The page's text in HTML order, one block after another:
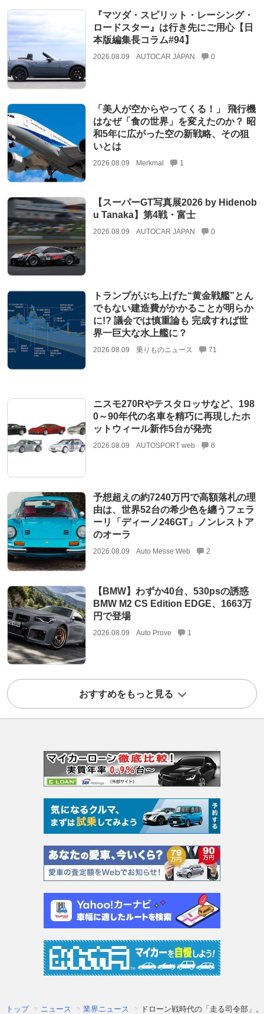
『マツダ・スピリット・レーシング・
ロードスター』は行き先にご用心【日
本版編集長コラム#94】
2026.08.09 AUTOCAR JAPAN 0
「美人が空からやってくる！」 飛行機
はなぜ「食の世界」を変えたのか？ 昭
和5年に広がった空の新戦略、その狙
いとは
2026.08.09 Merkmal 1
【スーパーGT写真展2026 by Hidenob
u Tanaka】第4戦・富士
2026.08.09 AUTOCAR JAPAN 0
トランプがぶち上げた“黄金戦艦”とん
でもない建造費がかかることが明らか
に!? 議会では慎重論も 完成すれば世
界一巨大な水上艦に？
2026.08.09 乗りものニュース 71
ニスモ270Rやテスタロッサなど、198
0～90年代の名車を精巧に再現したホ
ットウィール新作5台が発売
2026.08.09 AUTOSPORT web 6
予想超えの約7240万円で高額落札の理
由は、世界52台の希少色を纏うフェラ
ーリ「ディーノ246GT」ノンレストア
のオーラ
2026.08.09 Auto Messe Web 2
【BMW】わずか40台、530psの誘惑
BMW M2 CS Edition EDGE、1663万
円で登場
2026.08.09 Auto Prove 1
おすすめをもっと見る
トップ ニュース 業界ニュース ドローン戦時代の「走る司令部」